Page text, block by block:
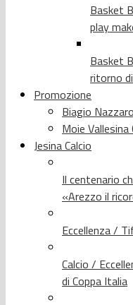
Basket
play
Basket
ritorno
Promozione
Biagio Nazzaro
Moie Vallesina
Jesina Calcio
Il centenario
«Arezzo il
Eccellenza /
Calcio /
di Coppa Italia